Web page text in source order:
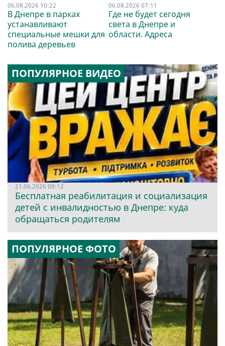
06.08.2026 10:22
В Днепре в парках
устанавливают
специальные мешки для
полива деревьев
06.08.2026 07:11
Где не будет сегодня
света в Днепре и
области. Адреса
ПОПУЛЯРНОЕ ВИДЕО
21.06.2026 09:12
Бесплатная реабилитация и социализация
детей с инвалидностью в Днепре: куда
обращаться родителям
ПОПУЛЯРНОЕ ФОТО